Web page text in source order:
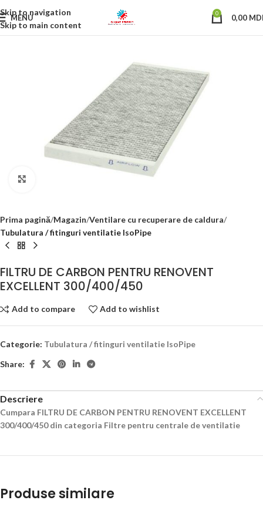
Skip to navigation
Skip to main content
MENU 0 0,00
Prima pagină Magazin Ventilare cu recuperare de caldura
Tubulatura / fitinguri ventilatie IsoPipe
FILTRU DE CARBON PENTRU RENOVENT
EXCELLENT 300/400/450
Add to compare Add to wishlist
Categorie: Tubulatura / fitinguri ventilatie IsoPipe
Share:
Descriere
Cumpara FILTRU DE CARBON PENTRU RENOVENT EXCELLENT
300/400/450 din categoria Filtre pentru centrale de ventilatie
Produse similare